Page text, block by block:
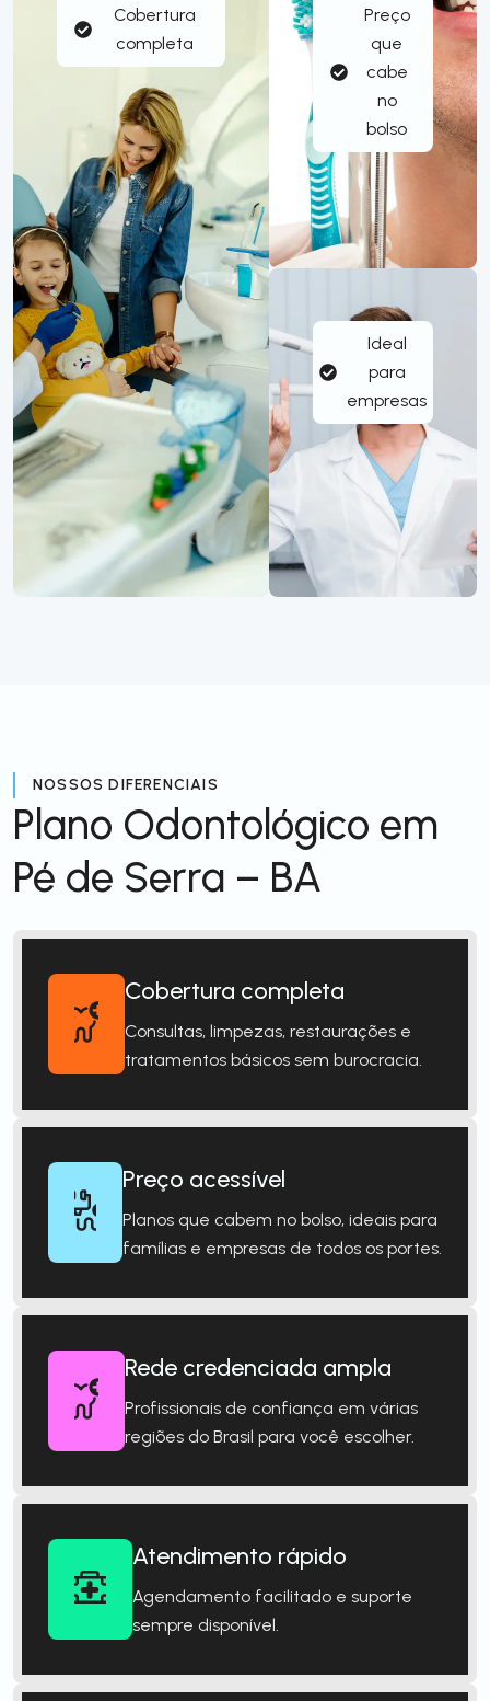
Cobertura
completa
Preço
que
cabe
no
bolso
Ideal
para
empresas
NOSSOS DIFERENCIAIS
Plano Odontológico em
Pé de Serra – BA
Cobertura completa
Consultas, limpezas, restaurações e
tratamentos básicos sem burocracia.
Preço acessível
Planos que cabem no bolso, ideais para
famílias e empresas de todos os portes.
Rede credenciada ampla
Profissionais de confiança em várias
regiões do Brasil para você escolher.
Atendimento rápido
Agendamento facilitado e suporte
sempre disponível.